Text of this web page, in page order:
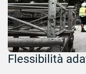
Flessibilità